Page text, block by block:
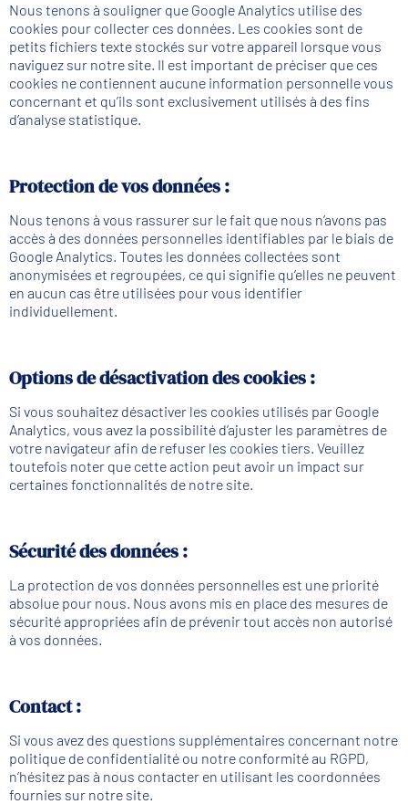
Nous tenons à souligner que Google Analytics utilise des
cookies pour collecter ces données. Les cookies sont de
petits fichiers texte stockés sur votre appareil lorsque vous
naviguez sur notre site. Il est important de préciser que ces
cookies ne contiennent aucune information personnelle vous
concernant et qu’ils sont exclusivement utilisés à des fins
d’analyse statistique.
Protection de vos données :
Nous tenons à vous rassurer sur le fait que nous n’avons pas
accès à des données personnelles identifiables par le biais de
Google Analytics. Toutes les données collectées sont
anonymisées et regroupées, ce qui signifie qu’elles ne peuvent
en aucun cas être utilisées pour vous identifier
individuellement.
Options de désactivation des cookies :
Si vous souhaitez désactiver les cookies utilisés par Google
Analytics, vous avez la possibilité d’ajuster les paramètres de
votre navigateur afin de refuser les cookies tiers. Veuillez
toutefois noter que cette action peut avoir un impact sur
certaines fonctionnalités de notre site.
Sécurité des données :
La protection de vos données personnelles est une priorité
absolue pour nous. Nous avons mis en place des mesures de
sécurité appropriées afin de prévenir tout accès non autorisé
à vos données.
Contact :
Si vous avez des questions supplémentaires concernant notre
politique de confidentialité ou notre conformité au RGPD,
n’hésitez pas à nous contacter en utilisant les coordonnées
fournies sur notre site.